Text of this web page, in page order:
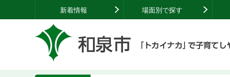
新着情報 場面別で探す